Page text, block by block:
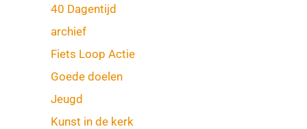
40 Dagentijd
archief
Fiets Loop Actie
Goede doelen
Jeugd
Kunst in de kerk